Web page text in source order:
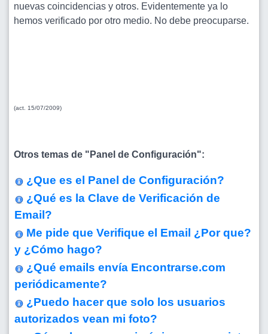
nuevas coincidencias y otros. Evidentemente ya lo
hemos verificado por otro medio. No debe preocuparse.
(act. 15/07/2009)
Otros temas de "Panel de Configuración":
¿Que es el Panel de Configuración?
¿Qué es la Clave de Verificación de
Email?
Me pide que Verifique el Email ¿Por que?
y ¿Cómo hago?
¿Qué emails envía Encontrarse.com
periódicamente?
¿Puedo hacer que solo los usuarios
autorizados vean mi foto?